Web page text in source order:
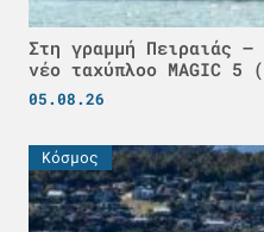
Στη γραμμή Πειραιάς
νέο ταχύπλοο MAGIC 5
05.08.26
Κόσμος